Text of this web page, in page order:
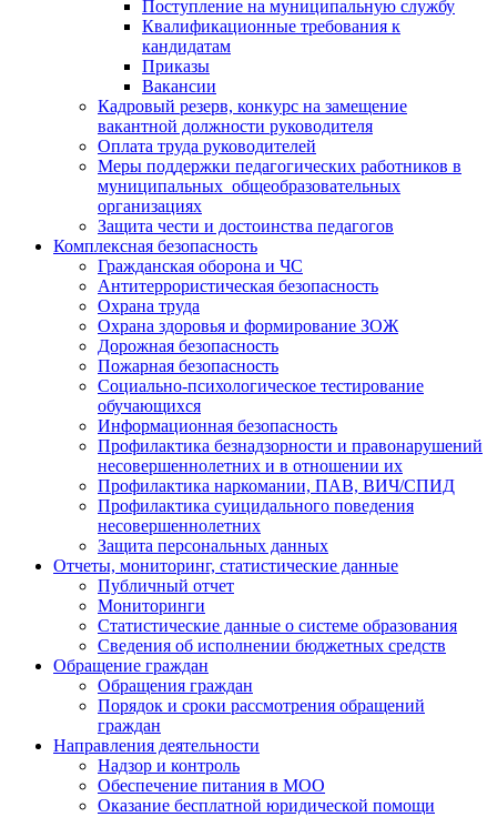
Поступление на муниципальную службу
Квалификационные требования к
кандидатам
Приказы
Вакансии
Кадровый резерв, конкурс на замещение
вакантной должности руководителя
Оплата труда руководителей
Меры поддержки педагогических работников в
муниципальных общеобразовательных
организациях
Защита чести и достоинства педагогов
Комплексная безопасность
Гражданская оборона и ЧС
Антитеррористическая безопасность
Охрана труда
Охрана здоровья и формирование ЗОЖ
Дорожная безопасность
Пожарная безопасность
Социально-психологическое тестирование
обучающихся
Информационная безопасность
Профилактика безнадзорности и правонарушений
несовершеннолетних и в отношении их
Профилактика наркомании, ПАВ, ВИЧ/СПИД
Профилактика суицидального поведения
несовершеннолетних
Защита персональных данных
Отчеты, мониторинг, статистические данные
Публичный отчет
Мониторинги
Статистические данные о системе образования
Сведения об исполнении бюджетных средств
Обращение граждан
Обращения граждан
Порядок и сроки рассмотрения обращений
граждан
Направления деятельности
Надзор и контроль
Обеспечение питания в МОО
Оказание бесплатной юридической помощи